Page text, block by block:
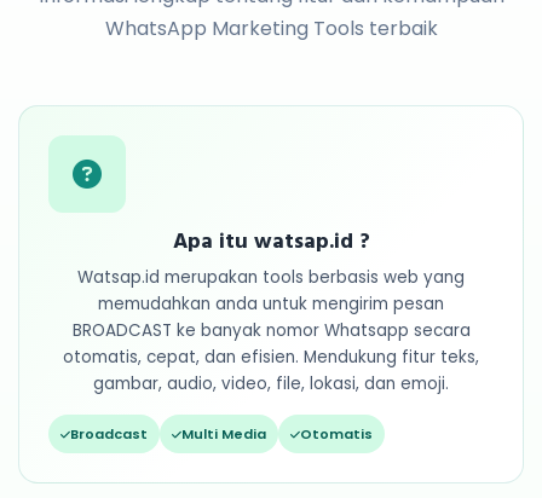
WhatsApp Marketing Tools terbaik
Apa itu watsap.id ?
Watsap.id merupakan tools berbasis web yang
memudahkan anda untuk mengirim pesan
BROADCAST ke banyak nomor Whatsapp secara
otomatis, cepat, dan efisien. Mendukung fitur teks,
gambar, audio, video, file, lokasi, dan emoji.
Broadcast Multi Media Otomatis